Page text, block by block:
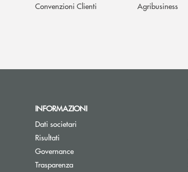
Convenzioni Clienti
Agribusiness
INFORMAZIONI
Dati societari
Risultati
Governance
Trasparenza